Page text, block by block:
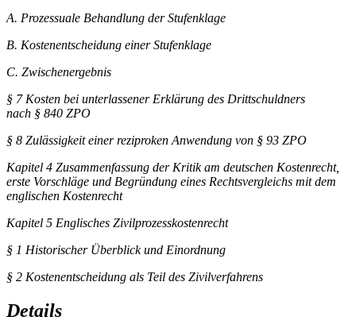
A. Prozessuale Behandlung der Stufenklage
B. Kostenentscheidung einer Stufenklage
C. Zwischenergebnis
§ 7 Kosten bei unterlassener Erklärung des Drittschuldners
nach § 840 ZPO
§ 8 Zulässigkeit einer reziproken Anwendung von § 93 ZPO
Kapitel 4 Zusammenfassung der Kritik am deutschen Kostenrecht,
erste Vorschläge und Begründung eines Rechtsvergleichs mit dem
englischen Kostenrecht
Kapitel 5 Englisches Zivilprozesskostenrecht
§ 1 Historischer Überblick und Einordnung
§ 2 Kostenentscheidung als Teil des Zivilverfahrens
Details